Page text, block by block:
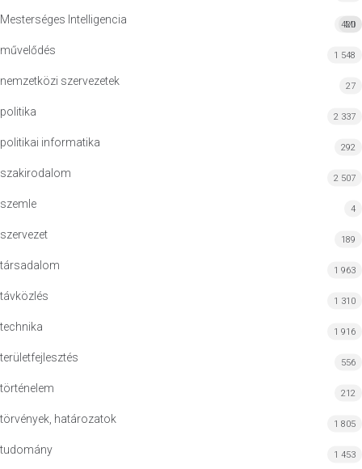
Mesterséges Intelligencia MI
420
művelődés 1 548
nemzetközi szervezetek 27
politika 2 337
politikai informatika 292
szakirodalom 2 507
szemle 4
szervezet 189
társadalom 1 963
távközlés 1 310
technika 1 916
területfejlesztés 556
történelem 212
törvények, határozatok 1 805
tudomány 1 453